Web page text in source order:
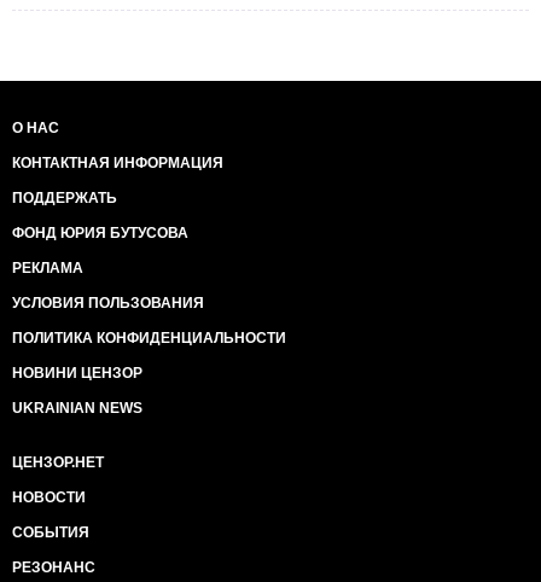
О НАС
КОНТАКТНАЯ ИНФОРМАЦИЯ
ПОДДЕРЖАТЬ
ФОНД ЮРИЯ БУТУСОВА
РЕКЛАМА
УСЛОВИЯ ПОЛЬЗОВАНИЯ
ПОЛИТИКА КОНФИДЕНЦИАЛЬНОСТИ
НОВИНИ ЦЕНЗОР
UKRAINIAN NEWS
ЦЕНЗОР.НЕТ
НОВОСТИ
СОБЫТИЯ
РЕЗОНАНС